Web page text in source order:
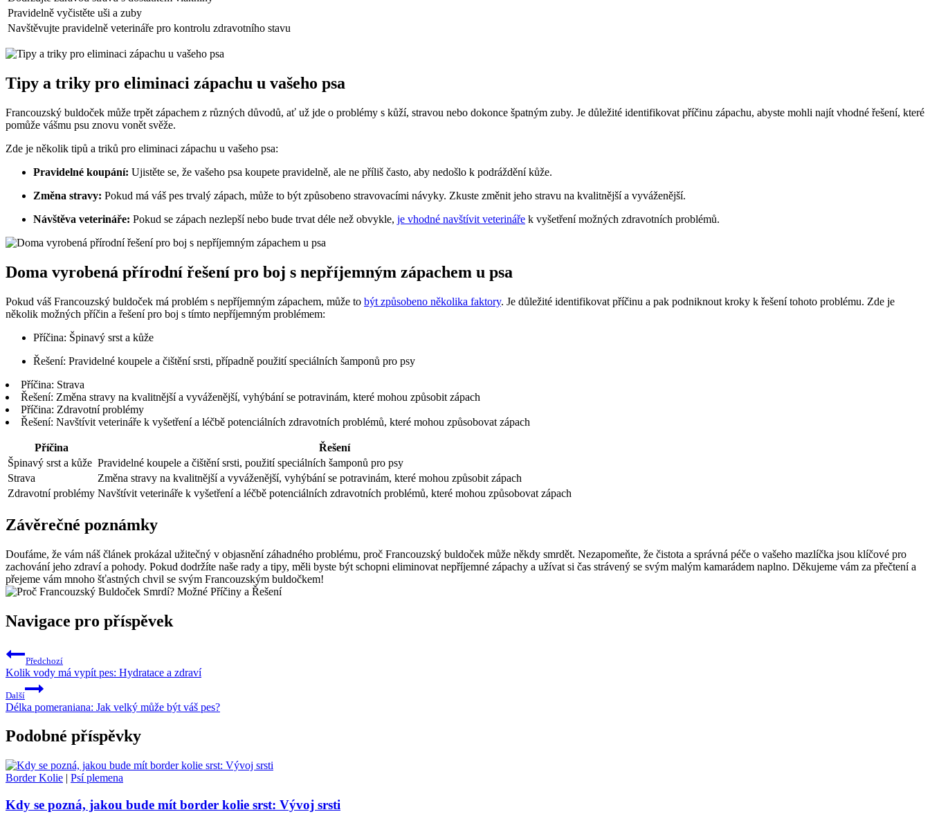
Pravidelně vyčistěte​ uši a zuby
Navštěvujte pravidelně veterináře​ pro kontrolu zdravotního ⁤stavu
Tipy a triky pro eliminaci zápachu u vašeho​ psa
Francouzský⁤ buldoček může trpět ⁢zápachem z různých důvodů, ať⁢ už jde o ‍problémy s kůží, stravou nebo ​dokonce špatným zuby. Je důležité ⁤identifikovat příčinu​ zápachu, abyste mohli najít vhodné řešení, které
pomůže vášmu psu znovu vonět ⁢svěže.
Zde je několik tipů⁤ a triků pro ​eliminaci zápachu u vašeho⁢ psa:
Pravidelné⁤ koupání: Ujistěte ​se, ​že ‌vašeho psa koupete pravidelně, ​ale ne příliš často, aby⁤ nedošlo‌ k podráždění kůže.
Změna stravy: Pokud ​má⁣ váš pes⁤ trvalý zápach, může to být způsobeno‍ stravovacími návyky. Zkuste změnit jeho stravu na kvalitnější a vyváženější.
Návštěva veterináře: Pokud se ⁢zápach nezlepší nebo bude trvat déle než‍ obvykle, je vhodné navštívit veterináře k vyšetření možných zdravotních problémů.
Doma vyrobená ‍přírodní řešení pro boj s nepříjemným zápachem u⁣ psa
Pokud váš Francouzský ⁢buldoček​ má⁢ problém s nepříjemným ‌zápachem, může to být způsobeno několika faktory. Je důležité ‍identifikovat příčinu a pak podniknout kroky k řešení tohoto problému. Zde je
několik možných příčin a řešení pro boj s tímto nepříjemným ​problémem:
Příčina: Špinavý srst a kůže
Řešení: Pravidelné koupele⁤ a čištění srsti, případně použití speciálních šamponů pro‌ psy
Příčina: Strava
Řešení: Změna stravy na kvalitnější a vyváženější, vyhýbání se potravinám, které mohou způsobit zápach
Příčina: Zdravotní problémy
Řešení: Navštívit veterináře k vyšetření a léčbě potenciálních zdravotních problémů, které mohou způsobovat zápach
Příčina
Řešení
Špinavý srst⁢ a kůže Pravidelné⁣ koupele ‌a čištění ⁢srsti, použití‍ speciálních‌ šamponů pro psy
Strava
Změna stravy na ⁣kvalitnější a vyváženější, vyhýbání⁤ se ‌potravinám, které mohou způsobit zápach
Zdravotní problémy Navštívit veterináře k vyšetření a⁣ léčbě⁣ potenciálních zdravotních problémů, které mohou způsobovat zápach
Závěrečné poznámky
Doufáme, že vám náš článek prokázal užitečný v objasnění záhadného problému, proč Francouzský buldoček může někdy smrdět. Nezapomeňte, že čistota ⁣a správná péče o ⁤vašeho​ mazlíčka jsou klíčové pro
zachování jeho zdraví a pohody. ‌Pokud‍ dodržíte naše‍ rady a tipy, měli byste být⁤ schopni eliminovat nepříjemné zápachy a užívat si čas strávený se svým malým​ kamarádem naplno. Děkujeme vám⁢ za přečtení a
přejeme vám mnoho šťastných⁢ chvil se svým Francouzským buldočkem!
Navigace pro příspěvek
Předchozí
Kolik vody má vypít pes: Hydratace a zdraví
Další
Délka pomeraniana: Jak velký může být váš pes?
Podobné příspěvky
Border Kolie | Psí plemena
Kdy se pozná, jakou bude mít border kolie srst: Vývoj srsti